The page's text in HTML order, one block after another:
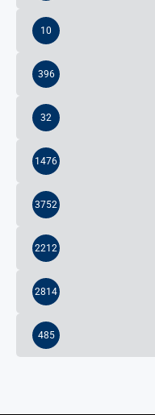
10
396
32
1476
3752
2212
2814
485